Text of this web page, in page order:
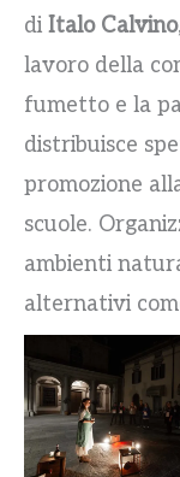
di Italo Calvino
lavoro della
fumetto e la
distribuisce
promozione
scuole.
ambienti
alternativi